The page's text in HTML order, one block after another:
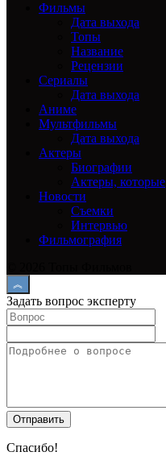
Фильмы
Дата выхода
Топы
Название
Рецензии
Сериалы
Дата выхода
Аниме
Мультфильмы
Дата выхода
Актеры
Биографии
Актеры, которые
Новости
Съемки
Интервью
Фильмография
Задать вопрос эксперту
Спасибо!